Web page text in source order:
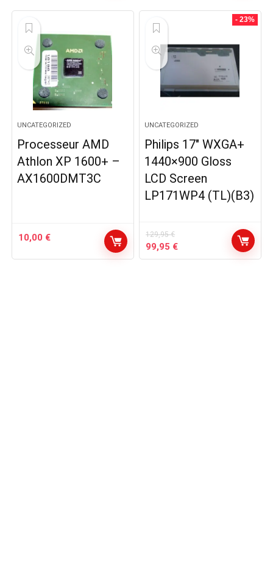
UNCATEGORIZED
Processeur AMD
Athlon XP 1600+ –
AX1600DMT3C
10,00 €
- 23%
UNCATEGORIZED
Philips 17″ WXGA+
1440×900 Gloss
LCD Screen
LP171WP4 (TL)(B3)
129,95€
Le
prix
99,95 €Le
prix